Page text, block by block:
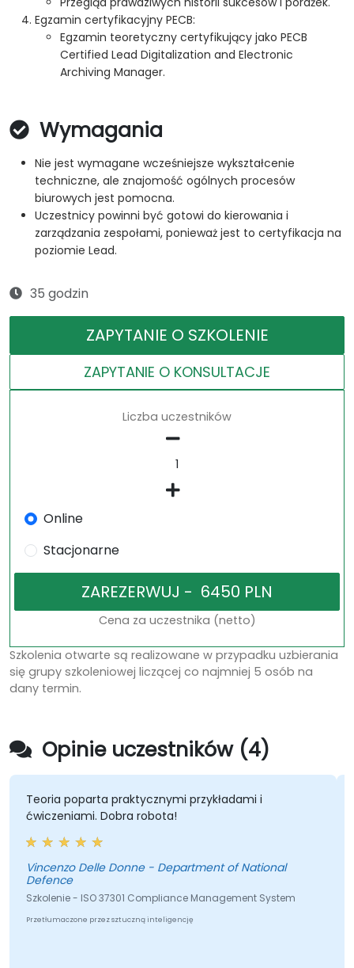
Egzamin certyfikacyjny PECB:
Egzamin teoretyczny certyfikujący jako PECB
Certified Lead Digitalization and Electronic
Archiving Manager.
Wymagania
Nie jest wymagane wcześniejsze wykształcenie
techniczne, ale znajomość ogólnych procesów
biurowych jest pomocna.
Uczestnicy powinni być gotowi do kierowania i
zarządzania zespołami, ponieważ jest to certyfikacja na
poziomie Lead.
35 godzin
ZAPYTANIE O SZKOLENIE
ZAPYTANIE O KONSULTACJE
Liczba uczestników
Online
Stacjonarne
Cena za uczestnika (netto)
Szkolenia otwarte są realizowane w przypadku uzbierania
się grupy szkoleniowej liczącej co najmniej 5 osób na
dany termin.
Opinie uczestników (4)
poparta praktycznymi przykładami i
Dobra robota!
Delle Donne - Department of National
- ISO 37301 Compliance Management System
przez sztuczną inteligencję